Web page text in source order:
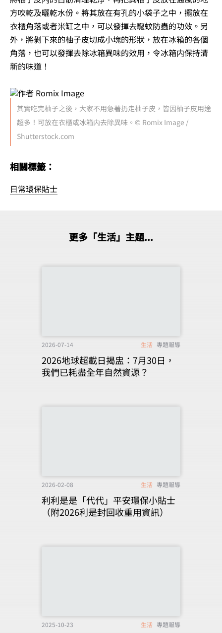
方吹乾及曬乾水份。將其放在有孔的小袋子之中，擺放在
衣櫃角落或者米缸之中，可以發揮去驅蚊防蟲的功效。另
外，將剝下來的柚子皮切成小塊的形狀，放在冰箱的各個
角落，也可以發揮去除冰箱異味的效用，令冰箱内保持清
新的味道！
其實吃完柚子之後，大家不用急著扔走柚子皮，皆因柚子皮用途
超多！可放在衣櫃或冰箱内去除異味。© Romix Image /
Shutterstock.com
相關標籤：
日常環保貼士
更多「生活」主題...
2026-07-14 生活 專題報導
2026地球超載日揭盅：7月30日，
我們已耗盡全年自然資源？
2026-02-08 生活 專題報導
利利是是「代代」平安環保小貼士
（附2026利是封回收重用資訊）
2025-10-23 生活 專題報導